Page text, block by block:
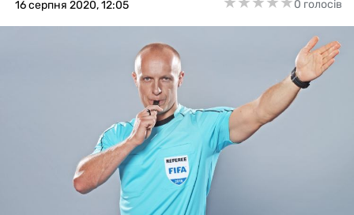
БУКМЕКЕРИ
16 серпня 2020, 12:05
0 голосів